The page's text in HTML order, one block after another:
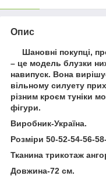
Опис
Шановні покупці,
– це модель блузки
навипуск. Вона
вільному силуету
різним кроєм туніки
фігури.
Виробник-Україна.
Розміри 50-52-54-56-
Тканина трикотаж
Довжина-72 см.